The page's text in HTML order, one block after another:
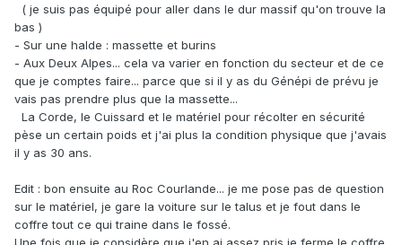
( je suis pas équipé pour aller dans le dur massif qu'on trouve la
bas )
- Sur une halde : massette et burins
- Aux Deux Alpes... cela va varier en fonction du secteur et de ce
que je comptes faire... parce que si il y as du Génépi de prévu je
vais pas prendre plus que la massette...
La Corde, le Cuissard et le matériel pour récolter en sécurité
pèse un certain poids et j'ai plus la condition physique que j'avais
il y as 30 ans.
Edit : bon ensuite au Roc Courlande... je me pose pas de question
sur le matériel, je gare la voiture sur le talus et je fout dans le
coffre tout ce qui traine dans le fossé.